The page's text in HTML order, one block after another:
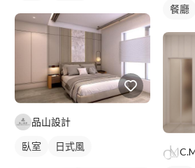
品山設計
臥室 日式風
餐廳